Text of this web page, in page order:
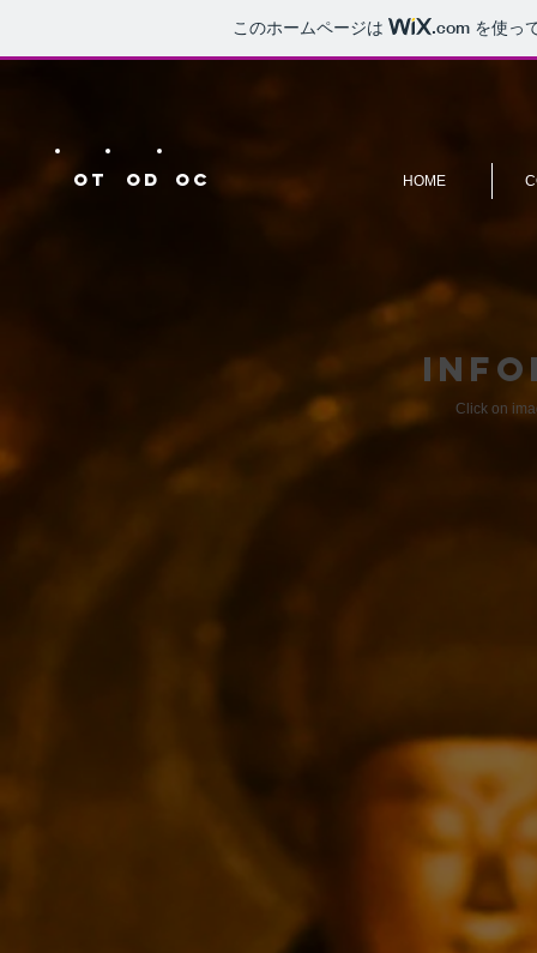
このホームページは .comを使っ
OD
OT OC HOME
Click on